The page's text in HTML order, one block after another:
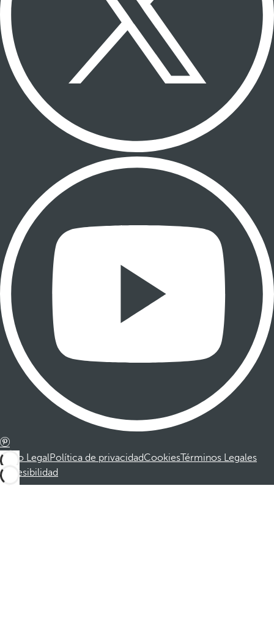
Aviso LegalPolítica de privacidadCookiesTérminos Legales
Accesibilidad